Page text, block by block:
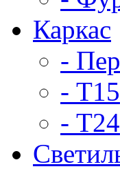
Каркас
-
- Т15
- Т24